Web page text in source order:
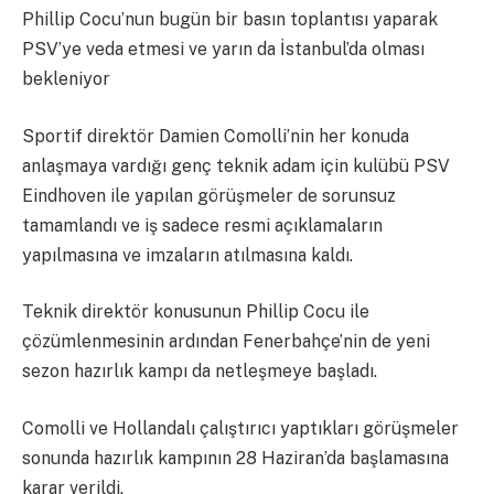
Phillip Cocu’nun bugün bir basın toplantısı yaparak
PSV’ye veda etmesi ve yarın da İstanbul’da olması
bekleniyor
Sportif direktör Damien Comolli’nin her konuda
anlaşmaya vardığı genç teknik adam için kulübü PSV
Eindhoven ile yapılan görüşmeler de sorunsuz
tamamlandı ve iş sadece resmi açıklamaların
yapılmasına ve imzaların atılmasına kaldı.
Teknik direktör konusunun Phillip Cocu ile
çözümlenmesinin ardından Fenerbahçe’nin de yeni
sezon hazırlık kampı da netleşmeye başladı.
Comolli ve Hollandalı çalıştırıcı yaptıkları görüşmeler
sonunda hazırlık kampının 28 Haziran’da başlamasına
karar verildi.